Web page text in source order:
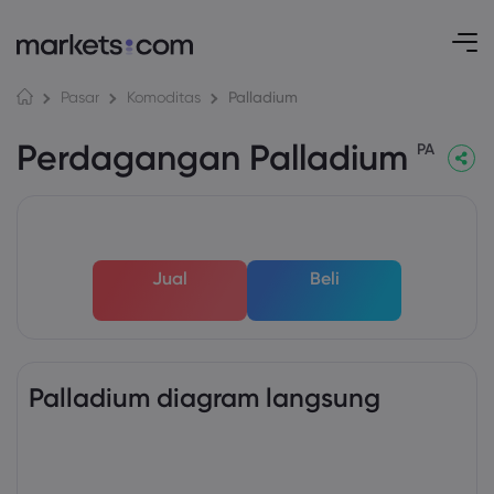
Pasar Komoditas Palladium
Perdagangan Palladium PA
Jual Beli
Palladium diagram langsung